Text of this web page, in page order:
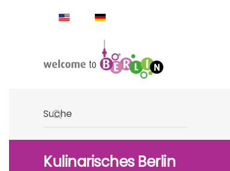
Kulinarisches Berlin